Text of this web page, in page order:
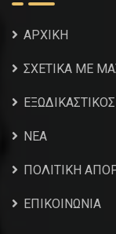
ΑΡΧΙΚΗ
ΣΧΕΤΙΚΑ ΜΕ
NEA
ΠΟΛΙΤΙΚΗ
ΕΠΙΚΟΙΝΩΝΙΑ